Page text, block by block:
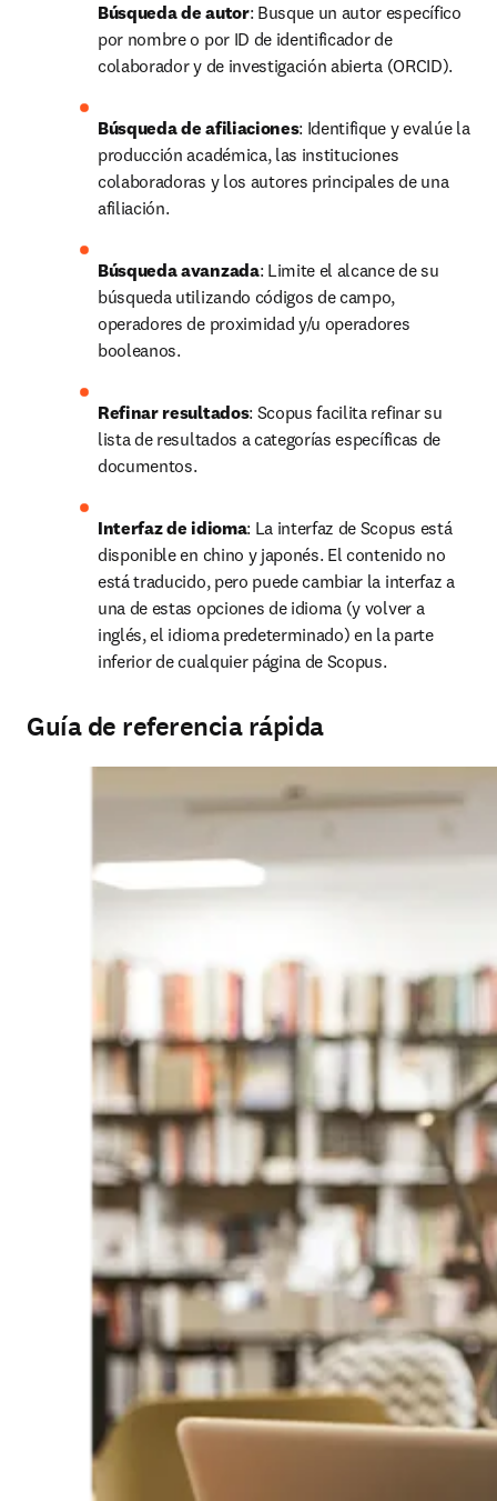
Búsqueda de autor: Busque un autor específico
por nombre o por ID de identificador de
colaborador y de investigación abierta (ORCID).
Búsqueda de afiliaciones: Identifique y evalúe la
producción académica, las instituciones
colaboradoras y los autores principales de una
afiliación.
Búsqueda avanzada: Limite el alcance de su
búsqueda utilizando códigos de campo,
operadores de proximidad y/u operadores
booleanos.
Refinar resultados: Scopus facilita refinar su
lista de resultados a categorías específicas de
documentos.
Interfaz de idioma: La interfaz de Scopus está
disponible en chino y japonés. El contenido no
está traducido, pero puede cambiar la interfaz a
una de estas opciones de idioma (y volver a
inglés, el idioma predeterminado) en la parte
inferior de cualquier página de Scopus.
Guía de referencia rápida